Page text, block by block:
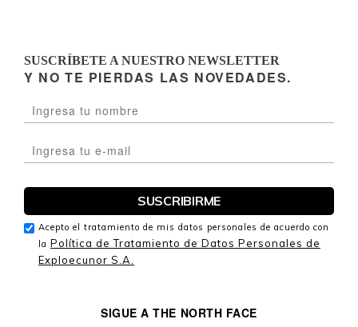
SIGUE A THE NORTH FACE
SUSCRÍBETE A NUESTRO NEWSLETTER
Y NO TE PIERDAS LAS NOVEDADES.
Acepto el tratamiento de mis datos personales de acuerdo con
la Política de Tratamiento de Datos Personales de
Exploecunor S.A.